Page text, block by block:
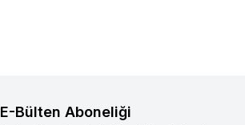
E-Bülten Aboneliği